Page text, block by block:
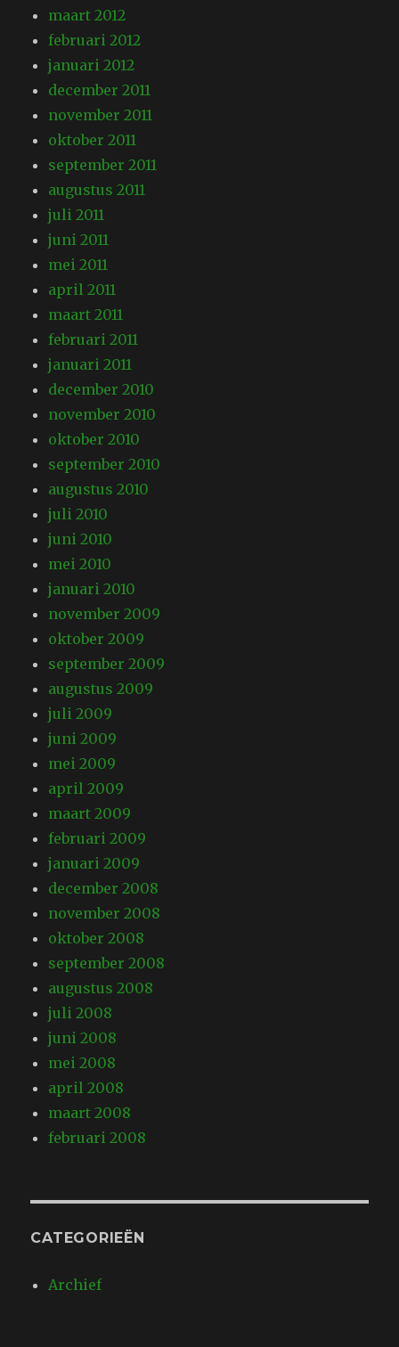
maart 2012
februari 2012
januari 2012
december 2011
november 2011
oktober 2011
september 2011
augustus 2011
juli 2011
juni 2011
mei 2011
april 2011
maart 2011
februari 2011
januari 2011
december 2010
november 2010
oktober 2010
september 2010
augustus 2010
juli 2010
juni 2010
mei 2010
januari 2010
november 2009
oktober 2009
september 2009
augustus 2009
juli 2009
juni 2009
mei 2009
april 2009
maart 2009
februari 2009
januari 2009
december 2008
november 2008
oktober 2008
september 2008
augustus 2008
juli 2008
juni 2008
mei 2008
april 2008
maart 2008
februari 2008
CATEGORIEËN
Archief